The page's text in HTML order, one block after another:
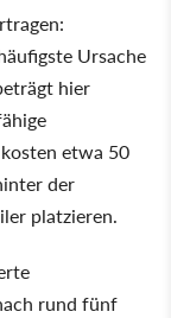
Ursache
hier
etwa 50
der
platzieren.
rund fünf